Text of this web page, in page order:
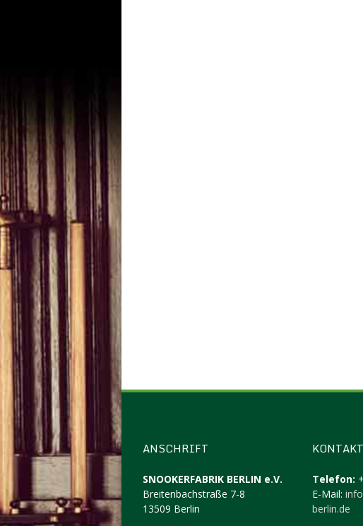
ANSCHRIFT
SNOOKERFABRIK BERLIN e.V.
Breitenbachstraße 7-8
13509 Berlin
KONTAKT
Telefon:
E-Mail:
berlin.de